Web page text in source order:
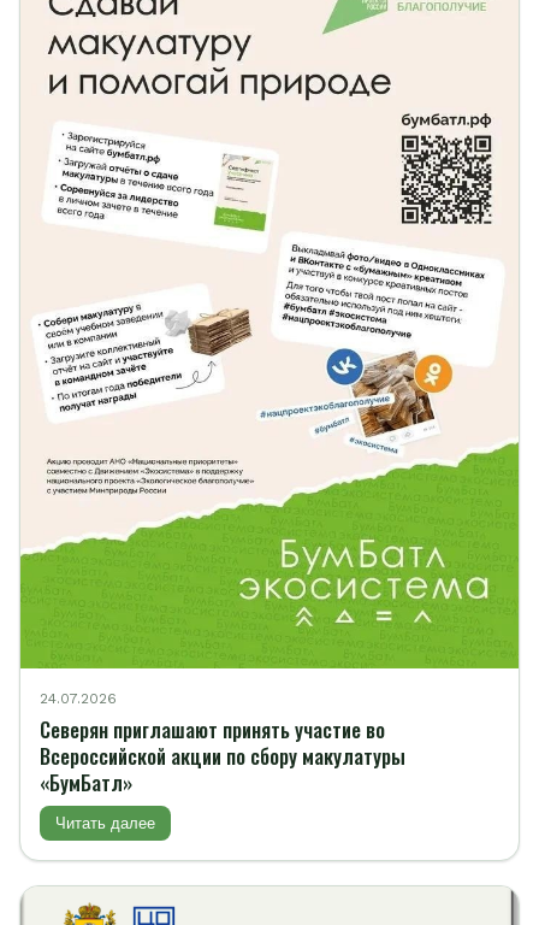
24.07.2026
Северян приглашают принять участие во
Всероссийской акции по сбору макулатуры
«БумБатл»
Читать далее